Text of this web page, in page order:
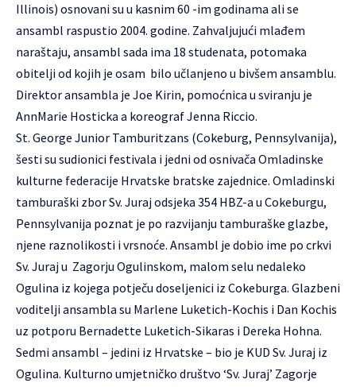
Illinois) osnovani su u kasnim 60 -im godinama ali se
ansambl raspustio 2004. godine. Zahvaljujući mlađem
naraštaju, ansambl sada ima 18 studenata, potomaka
obitelji od kojih je osam bilo učlanjeno u bivšem ansamblu.
Direktor ansambla je Joe Kirin, pomoćnica u sviranju je
AnnMarie Hosticka a koreograf Jenna Riccio.
St. George Junior Tamburitzans (Cokeburg, Pennsylvanija),
šesti su sudionici festivala i jedni od osnivača Omladinske
kulturne federacije Hrvatske bratske zajednice. Omladinski
tamburaški zbor Sv. Juraj odsjeka 354 HBZ-a u Cokeburgu,
Pennsylvanija poznat je po razvijanju tamburaške glazbe,
njene raznolikosti i vrsnoće. Ansambl je dobio ime po crkvi
Sv. Juraj u Zagorju Ogulinskom, malom selu nedaleko
Ogulina iz kojega potječu doseljenici iz Cokeburga. Glazbeni
voditelji ansambla su Marlene Luketich-Kochis i Dan Kochis
uz potporu Bernadette Luketich-Sikaras i Dereka Hohna.
Sedmi ansambl – jedini iz Hrvatske – bio je KUD Sv. Juraj iz
Ogulina. Kulturno umjetničko društvo ‘Sv. Juraj’ Zagorje